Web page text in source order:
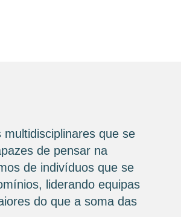
que se
de pensar na
de indivíduos que se
liderando equipas
do que a soma das